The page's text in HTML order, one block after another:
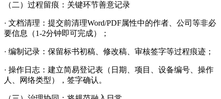
（二）过程留痕：关键环节善意记录
· 文档清理：提交前清理Word/PDF属性中的作者、公司等非必
要信息（1-2分钟即可完成）；
· 编制记录：保留标书初稿、修改稿、审核签字等过程痕迹；
· 操作日志：建立简易登记表（日期、项目、设备编号、操作
人、网络类型），签字确认。